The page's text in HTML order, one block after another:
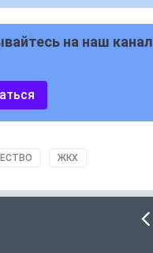
на наш канал
ЖКХ